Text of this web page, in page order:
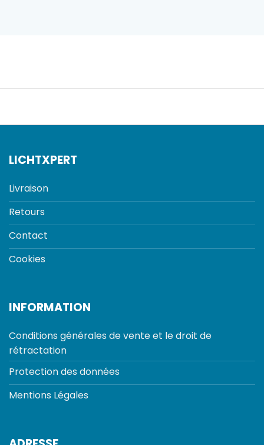
LICHTXPERT
Livraison
Retours
Contact
Cookies
INFORMATION
Conditions générales de vente et le droit de
rétractation
Protection des données
Mentions Légales